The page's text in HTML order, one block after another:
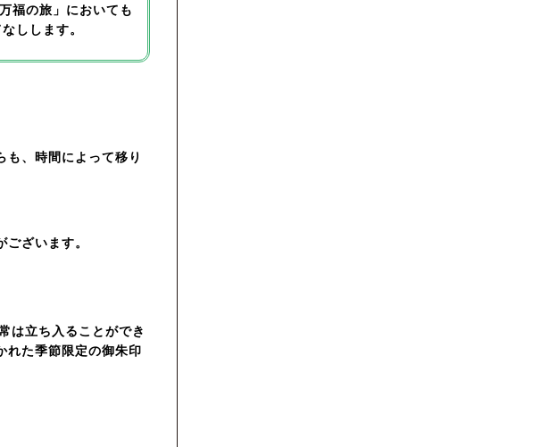
福の旅」においても
しします。
、時間によって移り
ざいます。
は立ち入ることができ
れた季節限定の御朱印